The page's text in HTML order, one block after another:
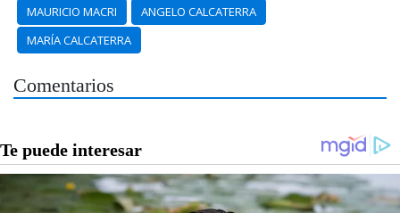
MAURICIO MACRI
ANGELO CALCATERRA
MARÍA CALCATERRA
Comentarios